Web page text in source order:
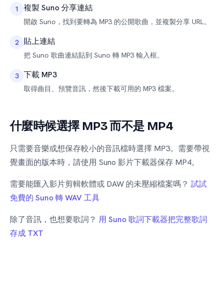
1 複製 Suno 分享連結
開啟 Suno，找到要轉為 MP3 的公開歌曲，並複製分享 URL。
2 貼上連結
把 Suno 歌曲連結貼到 Suno 轉 MP3 輸入框。
3 下載 MP3
取得曲目、預覽音訊，然後下載可用的 MP3 檔案。
什麼時候選擇 MP3 而不是 MP4
只需要音樂或想保存較小的音訊檔時選擇 MP3。需要帶視
覺畫面的版本時，請使用 Suno 影片下載器保存 MP4。
需要能匯入影片剪輯軟體或 DAW 的未壓縮檔案嗎？ 試試
免費的 Suno 轉 WAV 工具
除了音訊，也想要歌詞？ 用 Suno 歌詞下載器把完整歌詞
存成 TXT